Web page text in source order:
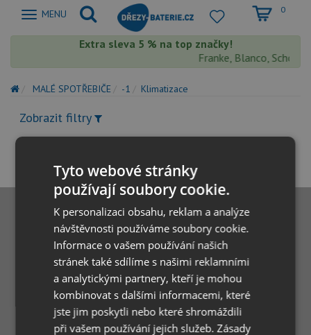
Zobrazit
MENU 0
Extra sleva 5 % na top značky!
Franke, Blanco,
MALÉ SPOTŘEBIČE -1 Klimatizace
Zobrazit filtry
Tyto webové stránky
používají soubory cookie.
K personalizaci obsahu, reklam a analýze
návštěvnosti používáme soubory cookie.
Informace o vašem používání našich
stránek také sdílíme s našimi reklamními
a analytickými partnery, kteří je mohou
kombinovat s dalšími informacemi, které
jste jim poskytli nebo které shromáždili
při vašem používání jejich služeb.Zásady